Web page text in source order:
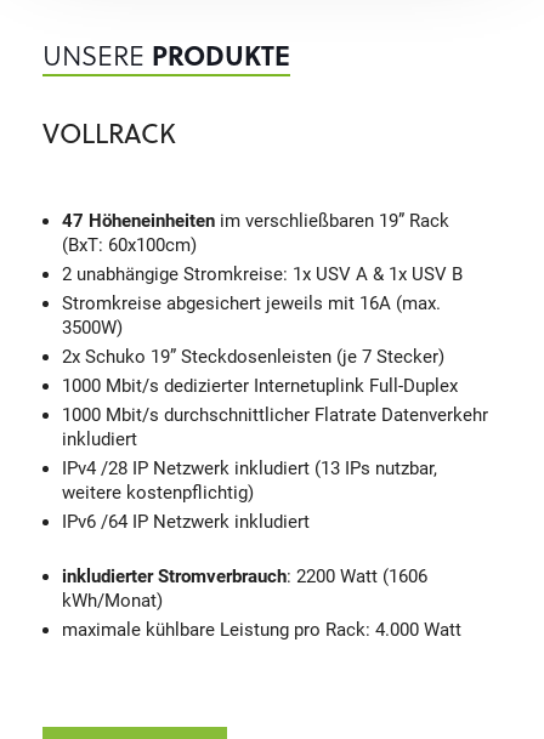
UNSERE PRODUKTE
VOLLRACK
47 Höheneinheiten im verschließbaren 19” Rack
(BxT: 60x100cm)
2 unabhängige Stromkreise: 1x USV A & 1x USV B
Stromkreise abgesichert jeweils mit 16A (max.
3500W)
2x Schuko 19” Steckdosenleisten (je 7 Stecker)
1000 Mbit/s dedizierter Internetuplink Full-Duplex
1000 Mbit/s durchschnittlicher Flatrate Datenverkehr
inkludiert
IPv4 /28 IP Netzwerk inkludiert (13 IPs nutzbar,
weitere kostenpflichtig)
IPv6 /64 IP Netzwerk inkludiert
inkludierter Stromverbrauch: 2200 Watt (1606
kWh/Monat)
maximale kühlbare Leistung pro Rack: 4.000 Watt